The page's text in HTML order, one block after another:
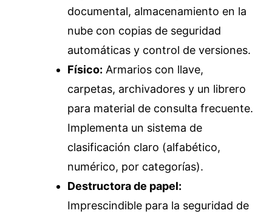
documental, almacenamiento en la
nube con copias de seguridad
automáticas y control de versiones.
Físico: Armarios con llave,
carpetas, archivadores y un librero
para material de consulta frecuente.
Implementa un sistema de
clasificación claro (alfabético,
numérico, por categorías).
Destructora de papel:
Imprescindible para la seguridad de